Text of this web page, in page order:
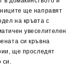
ще направят
на кръвта с
увеселителен
си кръвна
ще проследят
си.